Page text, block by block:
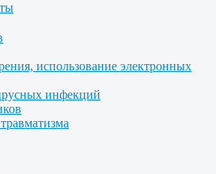
использование электронных
инфекций